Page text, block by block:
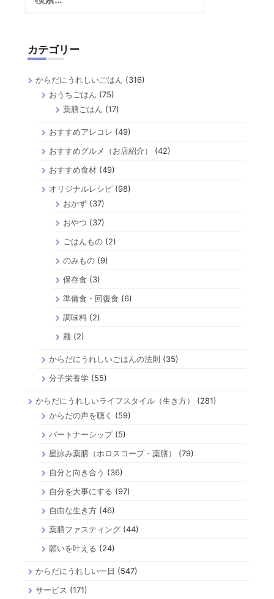
カテゴリー
からだにうれしいごはん (316)
おうちごはん (75)
薬膳ごはん (17)
おすすめアレコレ (49)
おすすめグルメ（お店紹介）
(42)
おすすめ食材 (49)
オリジナルレシピ (98)
おかず(37)
おやつ (37)
ごはんもの(2)
のみもの(9)
保存食 (3)
準備食・回復食 (6)
調味料(2)
麺 (2)
からだにうれしいごはんの法則 (35)
分子栄養学 (55)
からだにうれしいライフスタイル（生き方）
(281)
からだの声を聴く
(59)
パートナーシップ(5)
星詠み薬膳（ホロスコープ・薬膳）
(79)
自分と向き合う (36)
自分を大事にする (97)
自由な生き方 (46)
薬膳ファスティング (44)
願いを叶える (24)
からだにうれしい一日 (547)
サービス (171)